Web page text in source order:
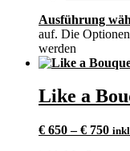
Ausführung
auf. Die
werden
Like a
€ 650–€ 750